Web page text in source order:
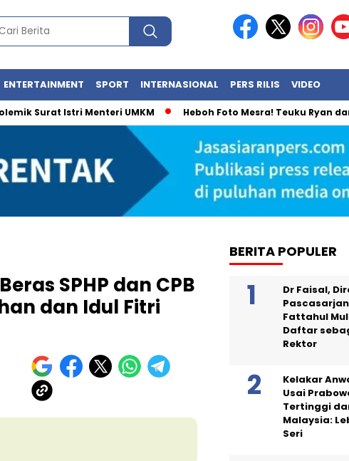
ENTERTAINMENT SPORT INTERNASIONAL PERS RILIS VIDEO
Istri Menteri UMKM Heboh Foto Mesra! Teuku Ryan dan Olla
SPHP dan CPB
dan Idul Fitri
BERITA POPULER
Dr Faisal,
Fattahul
Daftar
Rektor
Kelakar
Usai
Tertinggi
Malaysia:
Seri